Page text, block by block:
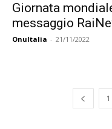
Giornata
messaggio
OnuItalia - 21/11/2022
1